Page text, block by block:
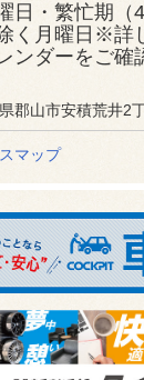
日・繁忙期（
く月曜日※詳
ンダーをご確
郡山市安積荒井2
マップ